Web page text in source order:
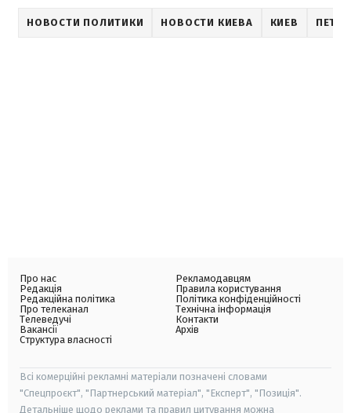
НОВОСТИ ПОЛИТИКИ НОВОСТИ КИЕВА КИЕВ ПЕТР
Про нас
Редакція
Редакційна політика
Про телеканал
Телеведучі
Вакансії
Структура власності
Рекламодавцям
Правила користування
Політика конфіденційності
Технічна інформація
Контакти
Архів
Всі комерційні рекламні матеріали позначені словами
"Спецпроєкт", "Партнерський матеріал", "Експерт", "Позиція".
Детальніше щодо реклами та правил цитування можна